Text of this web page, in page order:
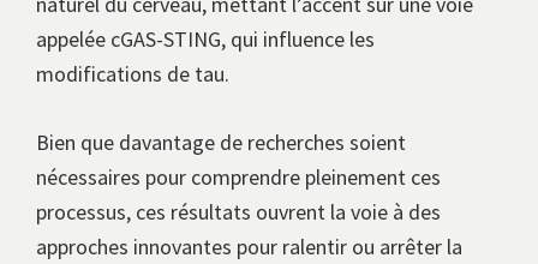
appelée cGAS-STING, qui influence les
modifications de tau.
Bien que davantage de recherches soient
nécessaires pour comprendre pleinement ces
processus, ces résultats ouvrent la voie à des
approches innovantes pour ralentir ou arrêter la